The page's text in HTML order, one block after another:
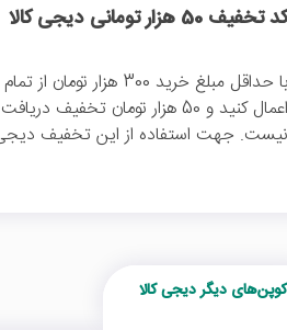
کد تخفیف 50 هزار تومانی دیجی کالا
با حداقل مبلغ خرید
اعمال کنید و 50 هزار تومان
نیست. جهت استفاده از این تخفیف دیجی
کوپن‌های دیگر دیجی کالا